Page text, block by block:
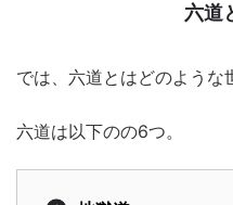
六道
では、六道とはどのような
六道は以下のの6つ。